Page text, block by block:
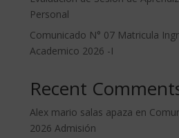
Personal
Comunicado N° 07 Matricula
Academico 2026 -I
Recent
Alex mario salas apaza en
2026 Admisión